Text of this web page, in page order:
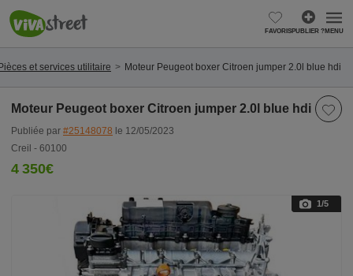
FAVORISPUBLIER ?MENU
et services utilitaire Moteur Peugeot boxer Citroen jumper 2.0l blue hdi
Moteur Peugeot boxer Citroen jumper 2.0l blue hdi
Publiée par #25148078 le 12/05/2023
Creil - 60100
4 350€
1/5